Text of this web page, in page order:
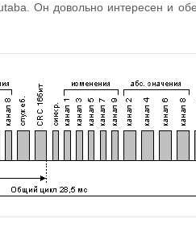
Он довольно интересен и